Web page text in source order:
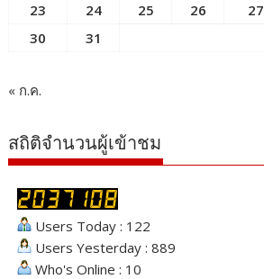
23
24 25 26 27
30
31
« ก.ค.
สถิติจำนวนผู้เข้าชม
Users Today : 122
Users Yesterday : 889
Who's Online : 10